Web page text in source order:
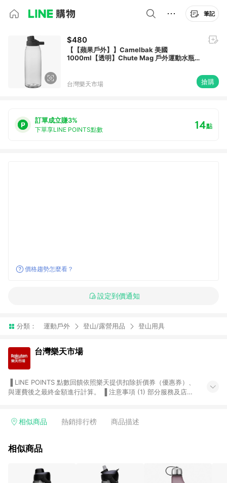
筆記
$480
【【蘋果戶外】】Camelbak 美國
1000ml【透明】Chute Mag 戶外運動水瓶
台灣樂天市場 搶購
訂單成立賺3%
下單享LINE POINTS點數 14點
價格趨勢怎麼看？
設定到價通知
分類： 運動戶外 登山/露營用品 登山用具
台灣樂天市場
與運費後之最終金額進行計算。 ▐ 注意事項 (1) 部分服務及店家
Smart mobile、神腦生活、JS巨盛、樂天KOBO電子書，請詳閱
台灣樂天市場，並在同一瀏覽器於24小時內結帳，才享有 LINE
市場 45 天內完成訂單出貨及結帳，則不符合贈點資格。 (4) 如
使用APP、或中途瀏覽比價網、回饋網、Google等其他網頁、或
相似商品 熱銷排行榜 商品描述
相似商品